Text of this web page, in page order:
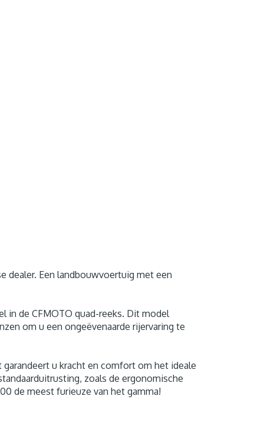
dealer. Een landbouwvoertuig met een
in de CFMOTO quad-reeks. Dit model
om u een ongeëvenaarde rijervaring te
u kracht en comfort om het ideale
zoals de ergonomische
de meest furieuze van het gamma!